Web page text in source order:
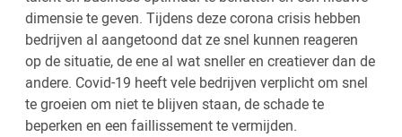
dimensie te geven. Tijdens deze corona crisis hebben
bedrijven al aangetoond dat ze snel kunnen reageren
op de situatie, de ene al wat sneller en creatiever dan de
andere. Covid-19 heeft vele bedrijven verplicht om snel
te groeien om niet te blijven staan, de schade te
beperken en een faillissement te vermijden.